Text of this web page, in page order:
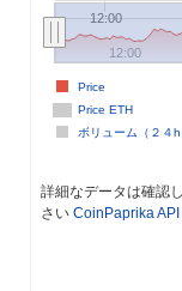
12:00
Price ETH
ボリューム（２４h
Price
12:00
詳細なデータは確認
さい CoinPaprika API